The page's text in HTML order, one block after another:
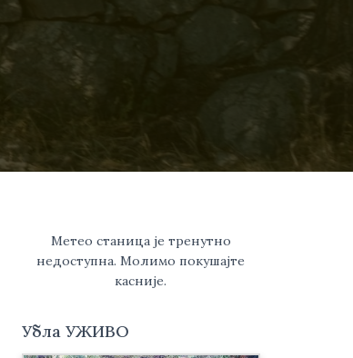
Метео станица је тренутно
недоступна. Молимо покушајте
касније.
Убла УЖИВО